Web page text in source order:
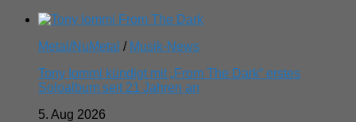
Metal/NuMetal / Musik-News
Tony Iommi kündigt mit „From The Dark“ erstes
Soloalbum seit 21 Jahren an
5. Aug 2026